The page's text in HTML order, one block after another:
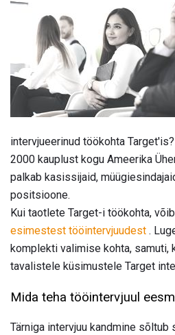
intervjueerinud töökohta
2000 kauplust kogu Ameerika
palkab kasissijaid,
positsioone.
Kui taotlete Target-i töökohta,
esimestest tööintervjuudest .
komplekti valimise kohta, samuti,
tavalistele küsimustele Target
Mida teha tööintervjuul
Tärniga intervjuu kandmine